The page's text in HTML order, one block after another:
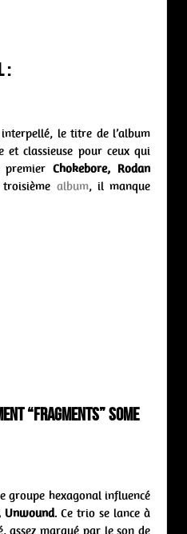
:
interpellé, le titre de l’album
et classieuse pour ceux qui
Chokebore, Rodan
album, il manque
“Fragments” Some
groupe hexagonal influencé
Unwound. Ce trio se lance à
assez marqué par le son de